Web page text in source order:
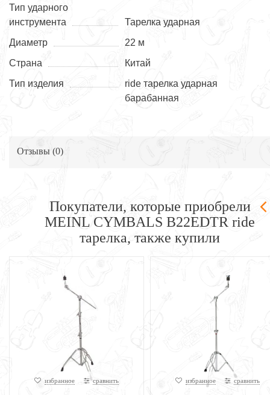
Тип ударного
инструмента
Тарелка ударная
Диаметр
22 м
Страна
Китай
Тип изделия
ride тарелка ударная
барабанная
Отзывы (0)
Покупатели, которые приобрели
MEINL CYMBALS B22EDTR ride
тарелка, также купили
избранное сравнить избранное сравнить